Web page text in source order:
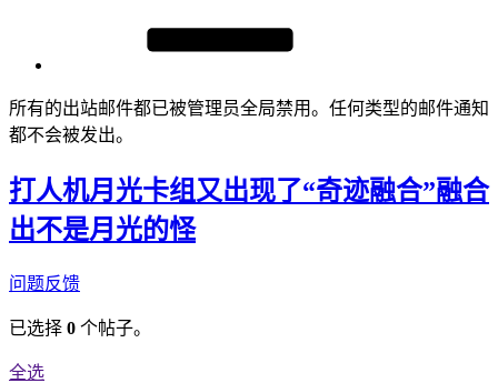
所有的出站邮件都已被管理员全局禁用。任何类型的邮件通知
都不会被发出。
打人机月光卡组又出现了“奇迹融合”融合
出不是月光的怪
问题反馈
已选择 0 个帖子。
全选